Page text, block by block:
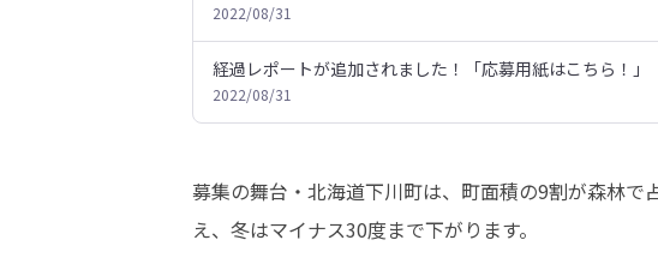
2022/08/31
経過レポートが追加されました！「応募用紙はこちら！」
2022/08/31
募集の舞台・北海道下川町は、町面積の9割が森林
え、冬はマイナス30度まで下がります。